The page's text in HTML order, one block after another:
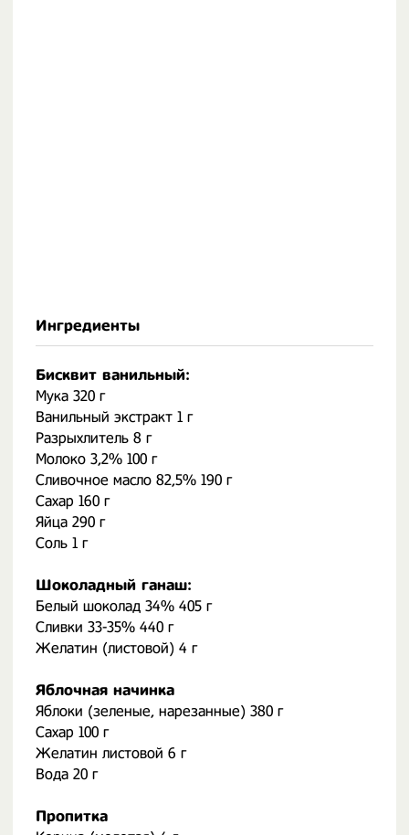
Ингредиенты
Бисквит ванильный:
Мука 320 г
Ванильный экстракт 1 г
Разрыхлитель 8 г
Молоко 3,2% 100 г
Сливочное масло 82,5% 190 г
Сахар 160 г
Яйца 290 г
Соль 1 г
Шоколадный ганаш:
Белый шоколад 34% 405 г
Сливки 33-35% 440 г
Желатин (листовой) 4 г
Яблочная начинка
Яблоки (зеленые, нарезанные) 380 г
Сахар 100 г
Желатин листовой 6 г
Вода 20 г
Пропитка